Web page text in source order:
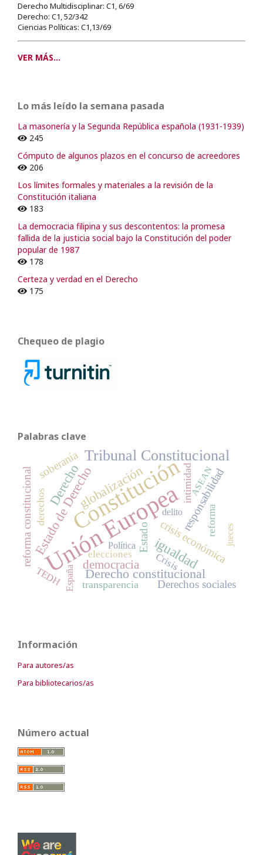
Derecho Multidisciplinar: C1, 6/69
Derecho: C1, 52/342
Ciencias Políticas: C1,13/69
VER MÁS...
Lo más leído la semana pasada
La masonería y la Segunda República española (1931-1939)
245
Cómputo de algunos plazos en el concurso de acreedores
206
Los límites formales y materiales a la revisión de la
Constitución italiana
183
La democracia filipina y sus descontentos: la promesa
fallida de la justicia social bajo la Constitución del poder
popular de 1987
178
Certeza y verdad en el Derecho
175
Chequeo de plagio
Palabras clave
Unión Europea
Constitución
Tribunal Constitucional
igualdad
Estado de Derechoglobalización
Derecho constitucional
Derecho
democracia crisis económica
Derechos sociales
Estado
reforma constitucional
soberanía
responsabilidad
transparencia
intimidad
derechos
Crisis
reforma
TEDH
elecciones
Política
ASEAN
España
jueces
delito
Información
Para autores/as
Para bibliotecarios/as
Número actual